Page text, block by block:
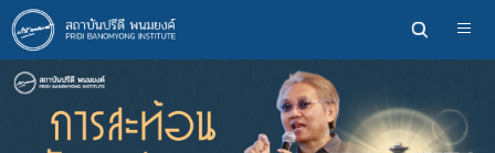
ข้าม
ไป
ยัง
เนื้อหา